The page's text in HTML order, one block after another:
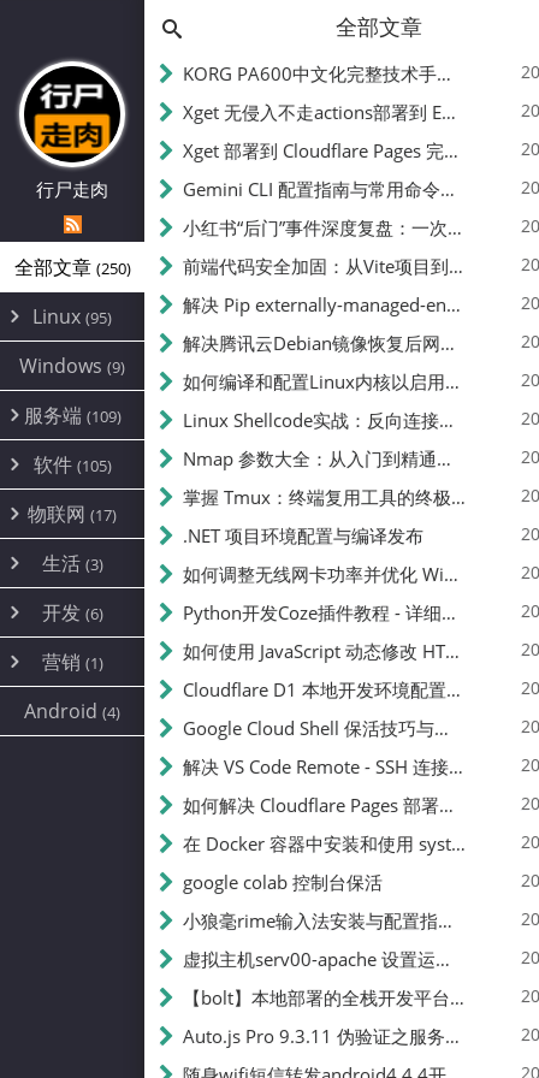
行尸走肉
全部文章 (250)
Linux (95)
Alpine
CentOS(17)
Debian(24)
ProxmoxVE
Ubuntu(7)
Windows (9)
服务端 (109)
环境配置
DD重装(3)
加速优化(34)
面板(12)
容器
游戏 (7)
饥荒(7)
云服务商(4)
WEB源码(6)
建站(5)
软件 (105)
安全(12)
办公(4)
图片 (2)
文件
系统 (35)
AI(10)
物联网 (17)
路由器
随身wifi(1)
mobile(14)
刷机
magisk
生活 (3)
线报
sim卡(1)
开发 (6)
编译
JavaScript(2)
python(2)
营销 (1)
公关(1)
SEO(1)
Android (4)
全部文章
KORG PA600中文化完整技术手册 - 从逆向到实现的全流程指南
Xget 无侵入不走actions部署到 EdgeOne Pages 指南
Xget 部署到 Cloudflare Pages 完整指南 - 无需修改源码的构建配置
Gemini CLI 配置指南与常用命令中文翻译 | API Key、MCP、代理设置
小红书“后门”事件深度复盘：一次沉默危机下的品牌、技术与流程三重考验
前端代码安全加固：从Vite项目到纯静态页面的深度混淆技术备忘
解决 Pip externally-managed-environment 错误：临时与永久绕过方案
解决腾讯云Debian镜像恢复后网络不通问题
如何编译和配置Linux内核以启用BBR2 | 内核编译教程
Linux Shellcode实战：反向连接、持久化、免杀技术详解（MSF,Cobalt Strike）- 从原理到C加载器实现
Nmap 参数大全：从入门到精通，掌握网络扫描的核心技巧
掌握 Tmux：终端复用工具的终极指南
.NET 项目环境配置与编译发布
如何调整无线网卡功率并优化 Wifite 的功率设置
Python开发Coze插件教程 - 详细步骤与注意事项
如何使用 JavaScript 动态修改 HTML 中的权限文本 | 前端开发教程
Cloudflare D1 本地开发环境配置指南 | CF Pages Local Development Guide
Google Cloud Shell 保活技巧与配额时间查看方法
解决 VS Code Remote - SSH 连接失败问题：从权限问题到成功启动
如何解决 Cloudflare Pages 部署中的 API Token 权限问题
在 Docker 容器中安装和使用 systemctl 的完整指南
google colab 控制台保活
小狼毫rime输入法安装与配置指南：从基础到高级自定义
虚拟主机serv00-apache 设置运行目录
【bolt】本地部署的全栈开发平台，支持本地及众多API，本地一键生成应用，部署教程
Auto.js Pro 9.3.11 伪验证之服务器接口 Nginx 版
📝
250
篇文章
✍️
231k
总字数
👥